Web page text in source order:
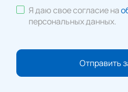
Я даю свое согласие на
персональных данных.
Отправить